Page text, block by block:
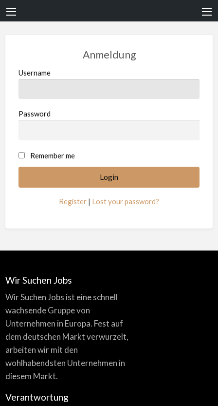
Anmeldung
Username
Password
Remember me
Register | Lost your password?
Wir Suchen Jobs
Wir Suchen Jobs ist eine schnell
wachsende Gruppe von
Unternehmen in Europa. Fest auf
dem deutschen Markt verwurzelt,
arbeiten wir mit den
wohlhabendsten Unternehmen in
diesem Markt.
Verantwortung